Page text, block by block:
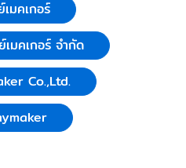
เมคเกอร์
เมคเกอร์ จำกัด
Co.,Ltd.